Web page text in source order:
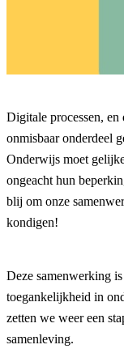
Digitale processen,
onmisbaar onderdeel
Onderwijs moet
ongeacht hun
blij om onze
kondigen!
Deze samenwerking
toegankelijkheid in
zetten we weer een
samenleving.